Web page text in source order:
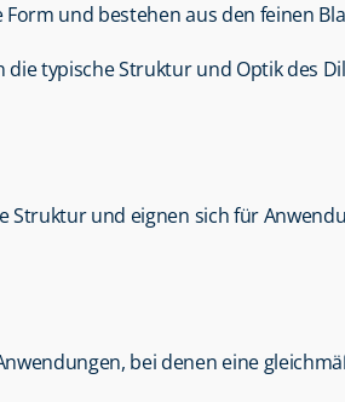
Form und bestehen aus den feinen
typische Struktur und Optik des
Struktur und eignen sich für
bei denen eine